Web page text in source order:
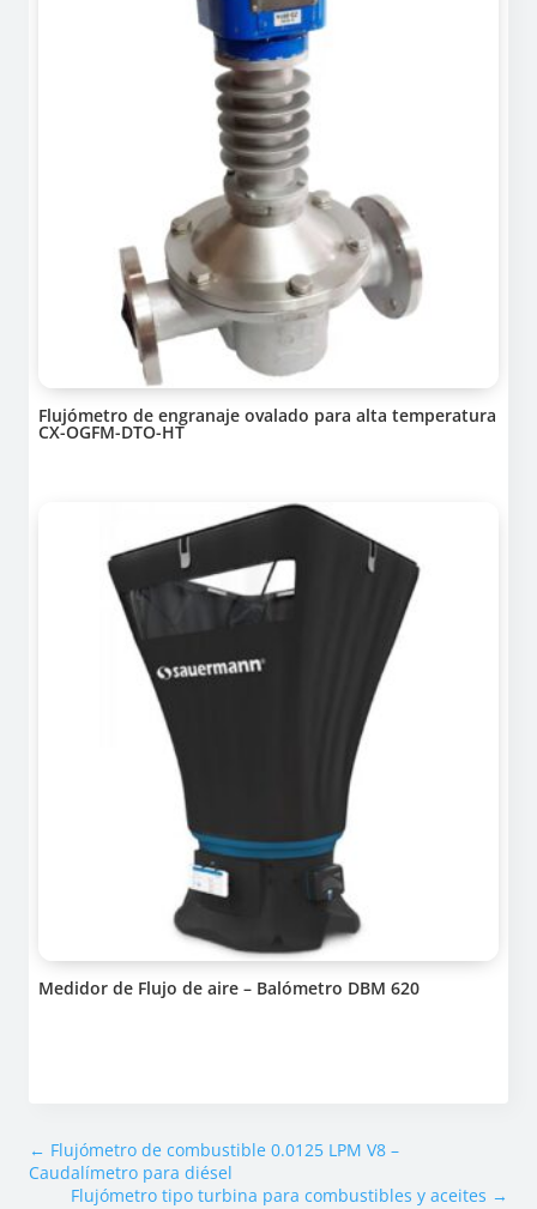
Flujómetro de engranaje ovalado para alta temperatura
CX-OGFM-DTO-HT
Medidor de Flujo de aire – Balómetro DBM 620
← Flujómetro de combustible 0.0125 LPM V8 –
Caudalímetro para diésel
Flujómetro tipo turbina para combustibles y aceites →